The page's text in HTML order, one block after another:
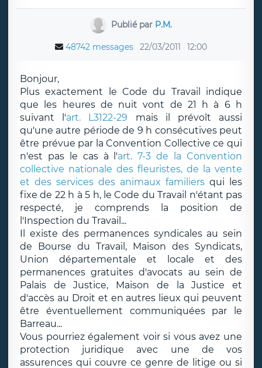
Publié par P.M.
48742 messages 22/03/2011 12:00
Bonjour,
Plus exactement le Code du Travail indique
que les heures de nuit vont de 21 h à 6 h
suivant l'art. L3122-29 mais il prévoît aussi
qu'une autre période de 9 h consécutives peut
être prévue par la Convention Collective ce qui
n'est pas le cas à l'art. 7-3 de la Convention
collective nationale des fleuristes, de la vente
et des services des animaux familiers qui les
fixe de 22 h à 5 h, le Code du Travail n'étant pas
respecté, je comprends la position de
l'Inspection du Travail...
Il existe des permanences syndicales au sein
de Bourse du Travail, Maison des Syndicats,
Union départementale et locale et des
permanences gratuites d'avocats au sein de
Palais de Justice, Maison de la Justice et
d'accès au Droit et en autres lieux qui peuvent
être éventuellement communiquées par le
Barreau...
Vous pourriez également voir si vous avez une
protection juridique avec une de vos
assurences qui couvre ce genre de litige ou si